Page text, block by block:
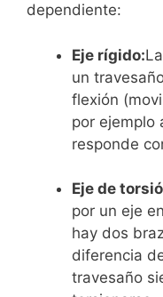
dependiente:
Eje rígido:
un
flexión
por ejemplo
responde
Eje de
por un eje
hay dos
diferencia
travesaño